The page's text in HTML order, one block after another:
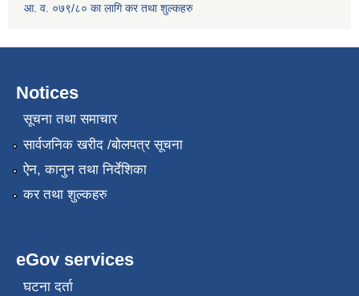
आ. व. ०७९/८० का लागि कर तथा शुल्कहरु
Notices
सूचना तथा समाचार
सार्वजनिक खरीद /बोलपत्र सूचना
ऐन, कानुन तथा निर्देशिका
कर तथा शुल्कहरु
eGov services
घटना दर्ता